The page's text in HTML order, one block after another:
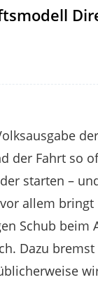
der Fahrt so
starten –
allem
Schub beim
Dazu